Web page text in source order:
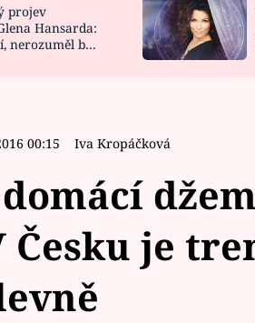
NOVINKY
projev
Hansarda:
nerozuměl by
00:15 Iva Kropáčková
Česku je